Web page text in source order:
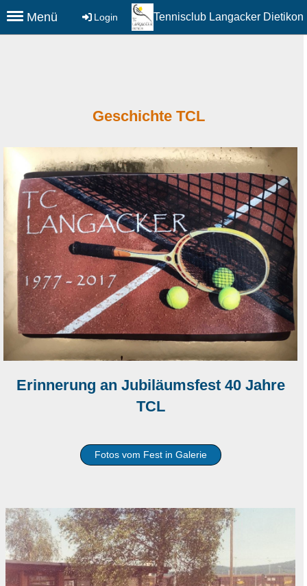
Menü Login Tennisclub Langacker Dietikon
Geschichte TCL
Erinnerung an Jubiläumsfest 40 Jahre
TCL
Fotos vom Fest in Galerie